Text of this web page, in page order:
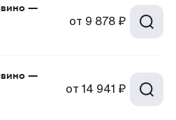
—
от 9 878 ₽
—
от 14 941 ₽